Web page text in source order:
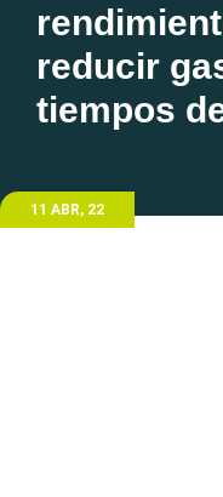
reducir
tiempos
11 ABR, 22